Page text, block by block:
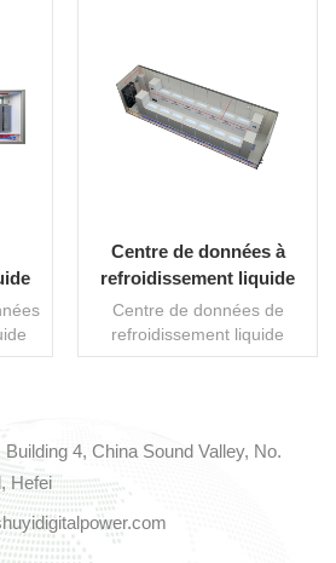
de
de
Centre de données à
refroidissement liquide
Soeteck prêt pour le
calcul haute densité
Centre de données de
refroidissement liquide
Soeteck Ready For Density
densité clé en main, conçue
que les clusters
LIRE LA SUITE
4, China Sound Valley, No.
Hefei